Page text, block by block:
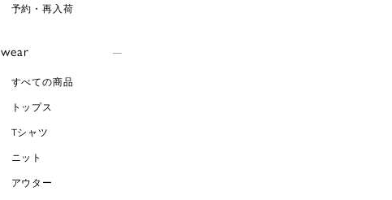
予約・再入荷
wear
すべての商品
トップス
Tシャツ
ニット
アウター